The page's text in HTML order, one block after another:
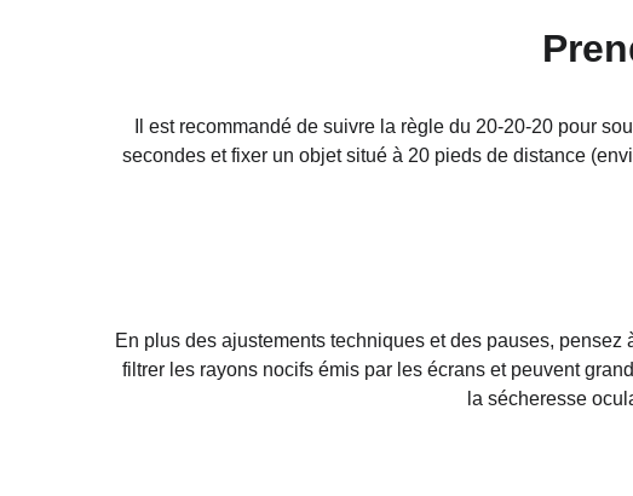
Il est recommandé de suivre la règle du 20-20-20 pour
secondes et fixer un objet situé à 20 pieds de distance
En plus des ajustements techniques et des pauses,
filtrer les rayons nocifs émis par les écrans et peuvent
la sécheresse